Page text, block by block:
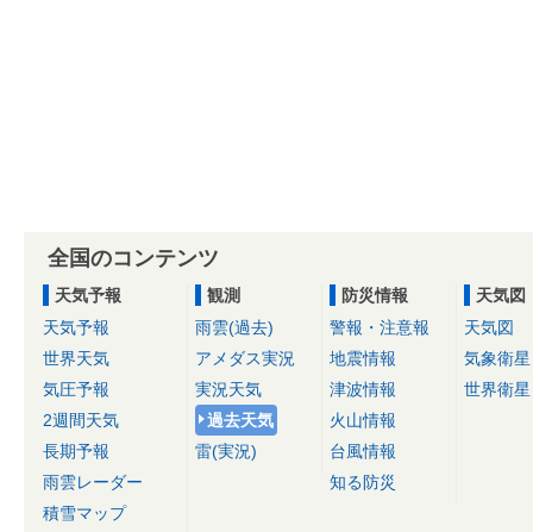
全国のコンテンツ
天気予報
天気予報
世界天気
気圧予報
2週間天気
長期予報
雨雲レーダー
積雪マップ
観測
雨雲(過去)
アメダス実況
実況天気
過去天気
雷(実況)
防災情報
警報・注意報
地震情報
津波情報
火山情報
台風情報
知る防災
天気図
天気図
気象衛星
世界衛星